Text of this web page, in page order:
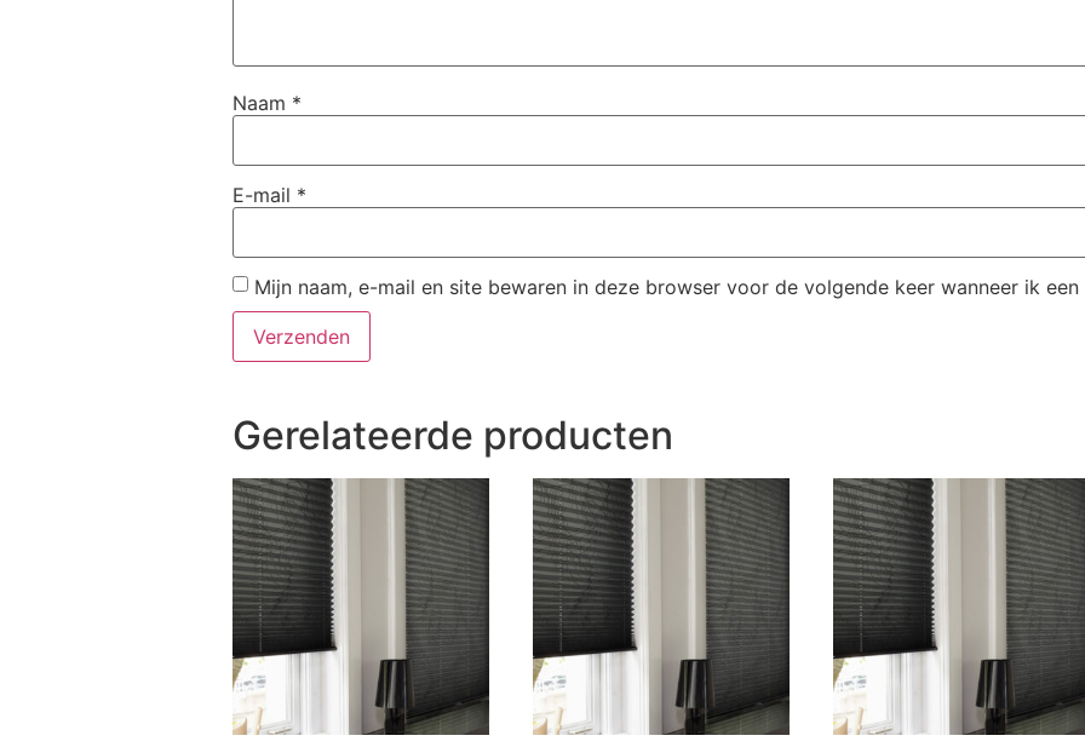
Naam *
E-mail *
Mijn naam, e-mail en site bewaren in deze browser voor de volgende keer wanneer ik
Gerelateerde producten